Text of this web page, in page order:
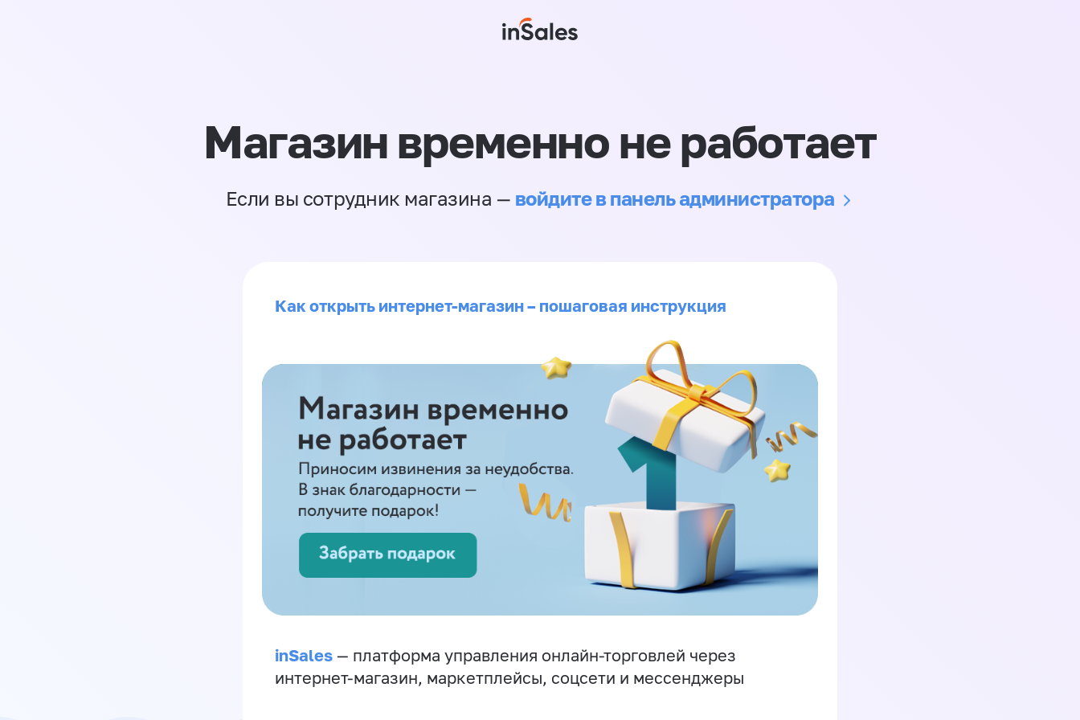
Магазин временно не работает
Если вы сотрудник магазина — войдите в панель администратора
Как открыть интернет-магазин – пошаговая инструкция
inSales — платформа управления онлайн-торговлей через
интернет-магазин, маркетплейсы, соцсети и мессенджеры